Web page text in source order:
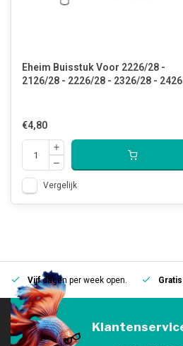
Eheim Buisstuk Voor 2226/28 -
2126/28 - 2226/28 - 2326/28 - 2426
€4,80
Vergelijk
Vijfdagen per week open. Gratis